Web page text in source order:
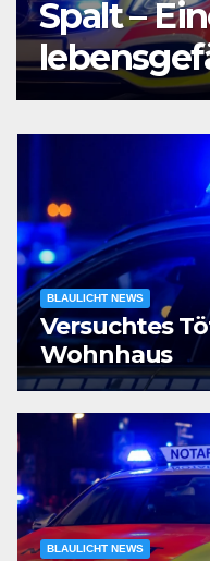
BLAULICHT NEWS
Versuchtes
Wohnhaus
BLAULICHT NEWS